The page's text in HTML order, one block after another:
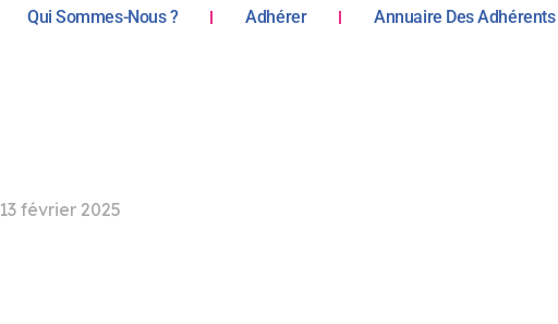
Qui Sommes-Nous ? Adhérer Annuaire Des Adhérents
13 février 2025